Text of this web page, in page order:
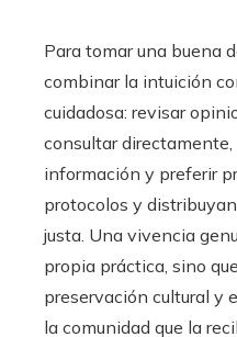
Para tomar una buena
combinar la intuición
cuidadosa: revisar
consultar
información y preferir
protocolos y
justa. Una vivencia
propia práctica, sino
preservación cultural y
la comunidad que la